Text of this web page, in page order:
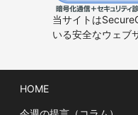
当サイトは
いる安全なウェブ
HOME